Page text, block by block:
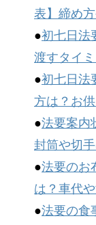
表】締め
●初七日法
渡すタイ
●初七日法
方は？お
●法要案内
封筒や切手
●法要のお
は？車代
●法要の食